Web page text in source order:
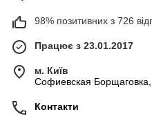
98% позитивних з 726
Працює з 23.01.2017
м. Київ
Софиевская Борщаговка,
Контакти